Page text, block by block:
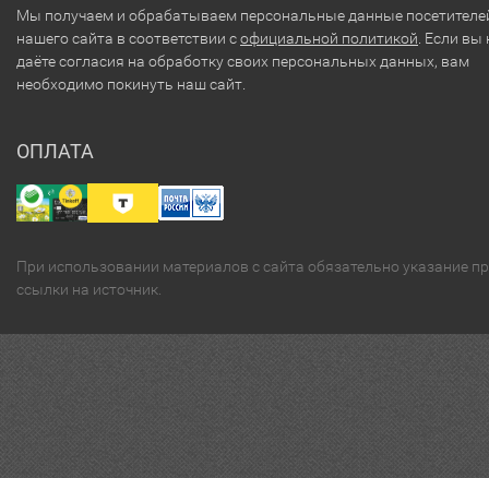
Мы получаем и обрабатываем персональные данные
нашего сайта в соответствии софициальной политикой . Если вы
даёте согласия на обработку своих персональных данных, вам
необходимо покинуть наш сайт.
ОПЛАТА
При использовании материалов с сайта обязательно указание
ссылки на источник.